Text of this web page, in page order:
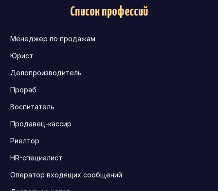
Список профессий
Менеджер по продажам
Юрист
Делопроизводитель
Прораб
Воспитатель
Продавец-кассир
Риелтор
HR-специалист
Оператор входящих сообщений